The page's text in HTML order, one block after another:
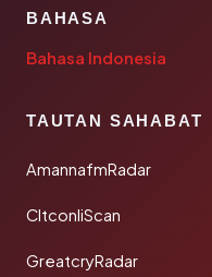
BAHASA
Bahasa Indonesia
TAUTAN SAHABAT
AmannafmRadar
CltconliScan
GreatcryRadar